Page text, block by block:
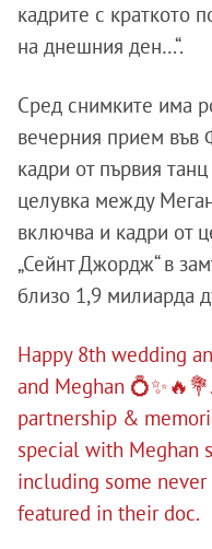
кадрите с краткото
на днешния ден…“.
Сред снимките има
вечерния прием във
кадри от първия
целувка между
включва и кадри от
„Сейнт Джордж“ в
близо 1,9 милиарда
Happy 8th wedding
and Meghan
partnership &
special with Meghan
including some
featured in their doc.